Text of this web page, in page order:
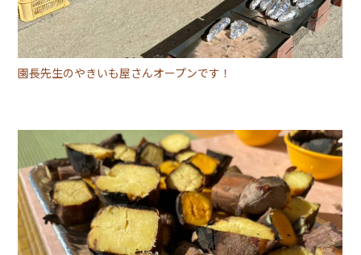
園長先生のやきいも屋さんオープンです！